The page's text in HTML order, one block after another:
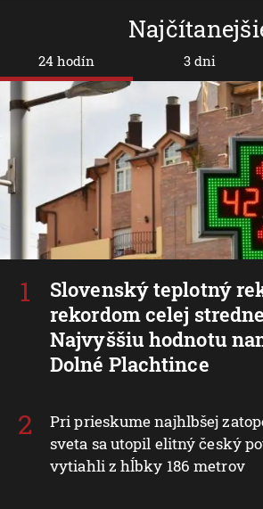
24 hodín
Slovenský teplotný
rekordom celej
Najvyššiu hodnotu
Dolné Plachtince
Pri prieskume najhlbšej
sveta sa utopil elitný český
vytiahli z hĺbky 186 metrov
3 dni